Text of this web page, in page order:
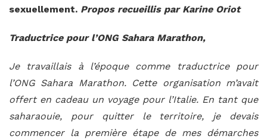
sexuellement. Propos recueillis par Karine Oriot
Traductrice pour l’ONG Sahara Marathon,
Je travaillais à l’époque comme traductrice pour
l’ONG Sahara Marathon. Cette organisation m’avait
offert en cadeau un voyage pour l’Italie. En tant que
saharaouie, pour quitter le territoire, je devais
commencer la première étape de mes démarches